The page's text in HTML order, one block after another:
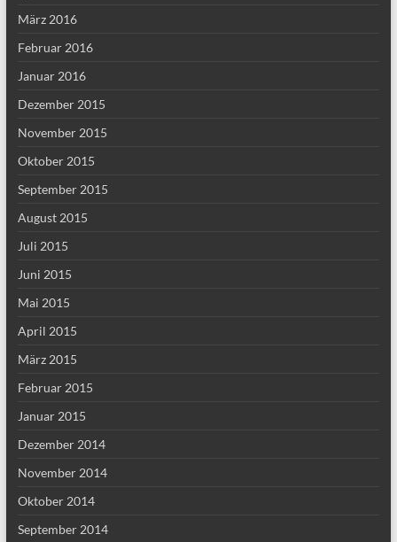
März 2016
Februar 2016
Januar 2016
Dezember 2015
November 2015
Oktober 2015
September 2015
August 2015
Juli 2015
Juni 2015
Mai 2015
April 2015
März 2015
Februar 2015
Januar 2015
Dezember 2014
November 2014
Oktober 2014
September 2014